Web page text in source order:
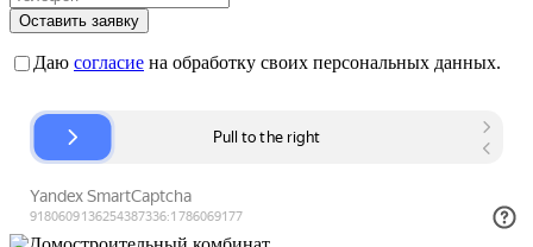
Оставить заявку
Даю согласие на обработку своих персональных данных.